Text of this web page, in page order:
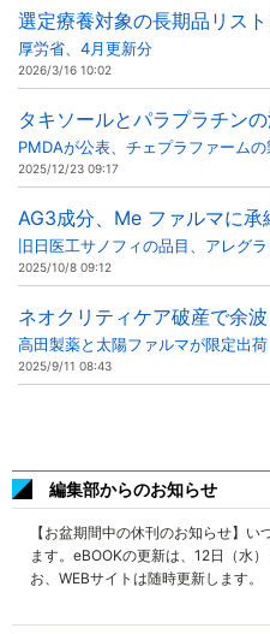
選定療養対象の長期品リス
厚労省、4月更新分
2026/3/16 10:02
タキソールとパラプラチン
PMDAが公表、チェプラファームの
2025/12/23 09:17
AG3成分、Me ファルマに承
旧日医工サノフィの品目、アレグラ
2025/10/8 09:12
ネオクリティケア破産で余波
高田製薬と太陽ファルマが限定出荷
2025/9/11 08:43
編集部からのお知らせ
【お盆期間中の休刊のお知らせ】
ます。eBOOKの更新は、12日（水
お、WEBサイトは随時更新します。